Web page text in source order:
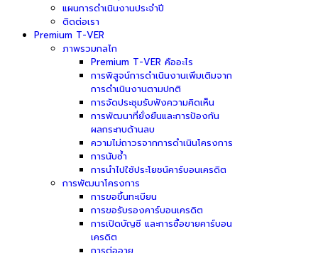
แผนการดำเนินงานประจำปี
ติดต่อเรา
Premium T-VER
ภาพรวมกลไก
Premium T-VER คืออะไร
การพิสูจน์การดำเนินงานเพิ่มเติมจาก
การดำเนินงานตามปกติ
การจัดประชุมรับฟังความคิดเห็น
การพัฒนาที่ยั่งยืนและการป้องกัน
ผลกระทบด้านลบ
ความไม่ถาวรจากการดำเนินโครงการ
การนับซ้ำ
การนำไปใช้ประโยชน์คาร์บอนเครดิต
การพัฒนาโครงการ
การขอขึ้นทะเบียน
การขอรับรองคาร์บอนเครดิต
การเปิดบัญชี และการซื้อขายคาร์บอน
เครดิต